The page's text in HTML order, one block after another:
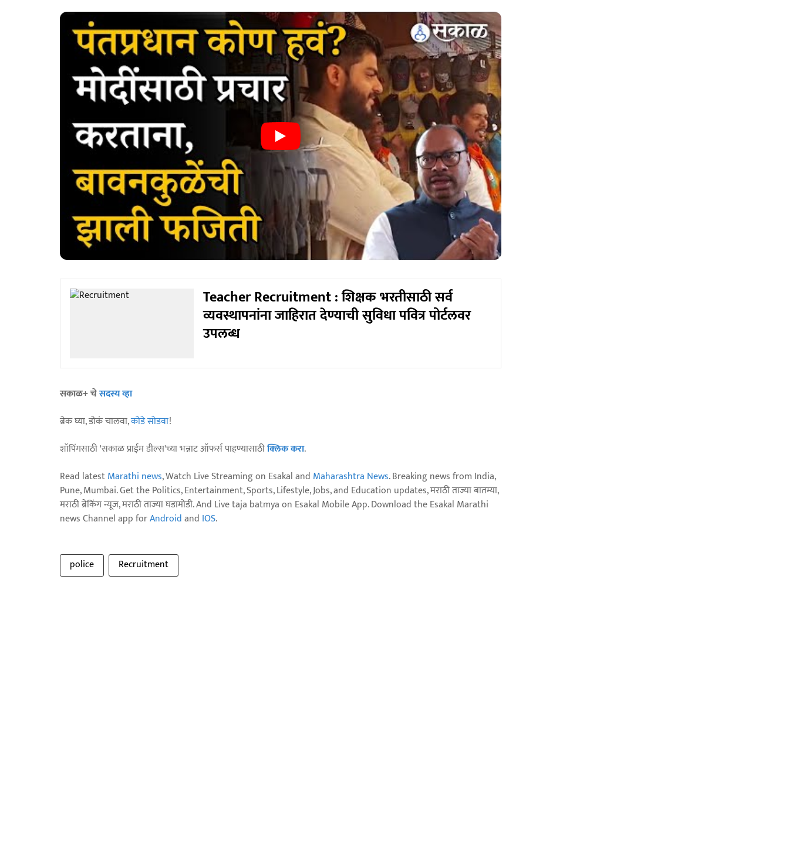
Teacher Recruitment : शिक्षक भरतीसाठी सर्व
व्यवस्थापनांना जाहिरात देण्याची सुविधा पवित्र पोर्टलवर
उपलब्ध
सकाळ+ चेसदस्य व्हा
ब्रेक घ्या, डोकं चालवा,कोडे सोडवा!
शॉपिंगसाठी 'सकाळ प्राईम डील्स'च्या भन्नाट ऑफर्स पाहण्यासाठीक्लिक करा.
Read latestMarathi news, Watch Live Streaming on Esakal and Maharashtra News. Breaking news from India,
Pune, Mumbai. Get the Politics, Entertainment, Sports, Lifestyle, Jobs, and Education updates, मराठी ताज्या बातम्या,
मराठी ब्रेकिंग न्यूज, मराठी ताज्या घडामोडी. And Live taja batmya on Esakal Mobile App. Download the Esakal Marathi
news Channel app forAndroidand IOS.
police Recruitment